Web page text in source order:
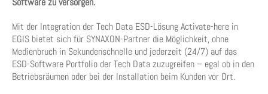
Mit der Integration der Tech Data ESD-Lösung Activate-here in
EGIS bietet sich für SYNAXON-Partner die Möglichkeit, ohne
Medienbruch in Sekundenschnelle und jederzeit (24/7) auf das
ESD-Software Portfolio der Tech Data zuzugreifen – egal ob in den
Betriebsräumen oder bei der Installation beim Kunden vor Ort.